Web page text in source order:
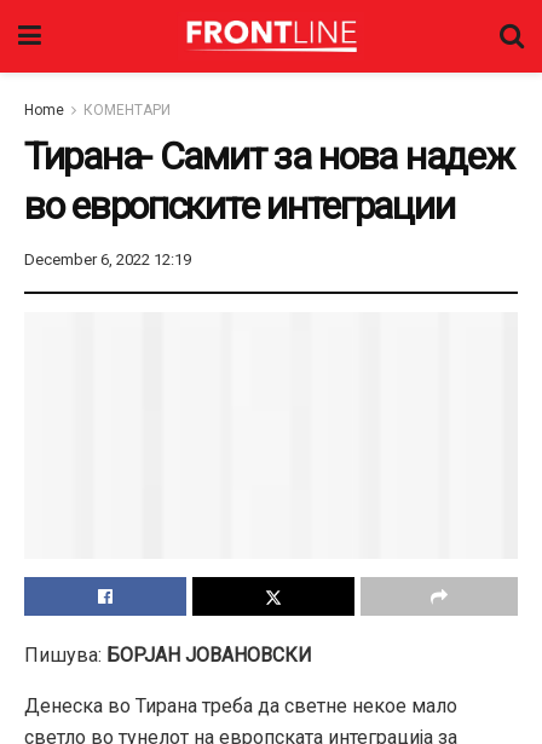
Home КОМЕНТАРИ
Тирана- Самит за нова надеж
во европските интеграции
December 6, 2022 12:19
Пишува: БОРЈАН ЈОВАНОВСКИ
Денеска во Тирана треба да светне некое мало
светло во тунелот на европската интеграција за